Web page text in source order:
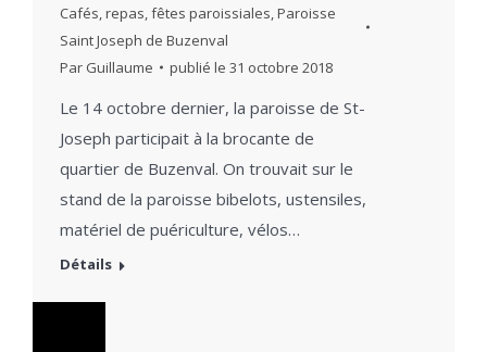
Cafés, repas, fêtes paroissiales Paroisse
Saint Joseph de Buzenval
Par Guillaume publié le 31 octobre 2018
Le 14 octobre dernier, la paroisse de St-
Joseph participait à la brocante de
quartier de Buzenval. On trouvait sur le
stand de la paroisse bibelots, ustensiles,
matériel de puériculture, vélos…
Détails